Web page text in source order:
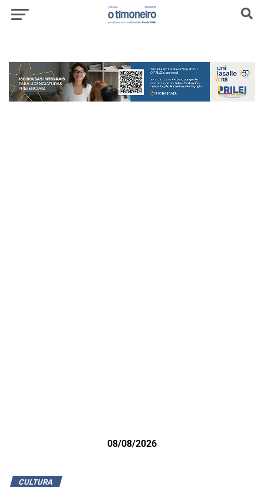
08/08/2026
CULTURA